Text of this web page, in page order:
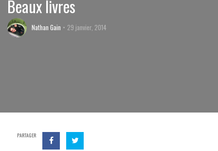
Beaux livres
Nathan Gain 29 janvier, 2014
PARTAGER